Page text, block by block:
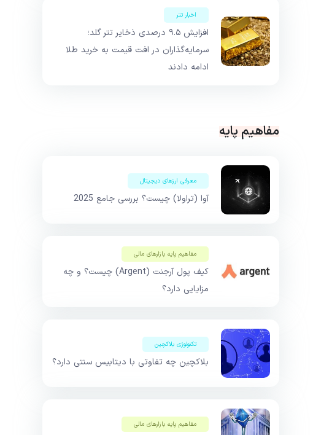
اخبار تتر
افزایش ۹.۵ درصدی ذخایر تتر گلد؛
سرمایه‌گذاران در افت قیمت به خرید طلا
ادامه دادند
مفاهیم پایه
معرفی ارزهای دیجیتال
آوا (تراولا) چیست؟ بررسی جامع 2025
مفاهیم پایه بازار‌های مالی
کیف پول آرجنت (Argent) چیست؟ و چه
مزایایی دارد؟
تکنولوژی بلاکچین
بلاکچین چه تفاوتی با دیتابیس سنتی دارد؟
مفاهیم پایه بازار‌های مالی